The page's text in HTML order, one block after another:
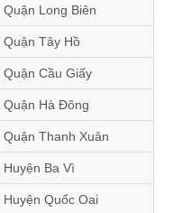
Long Biên
Tây Hồ
Cầu Giấy
Hà Đông
Thanh Xuân
Ba Vì
Quốc Oai